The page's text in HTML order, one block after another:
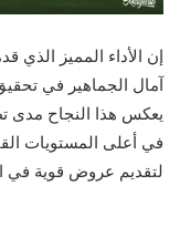
إن الأداء المميز
يعكس هذا النجاح مدى
في أعلى المستويات
لتقديم عروض قوية في